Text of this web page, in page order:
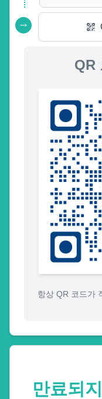
QR
항상 QR 코드가
만료되